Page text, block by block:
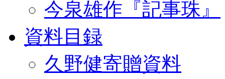
今泉雄作『記事珠』
資料目録
久野健寄贈資料